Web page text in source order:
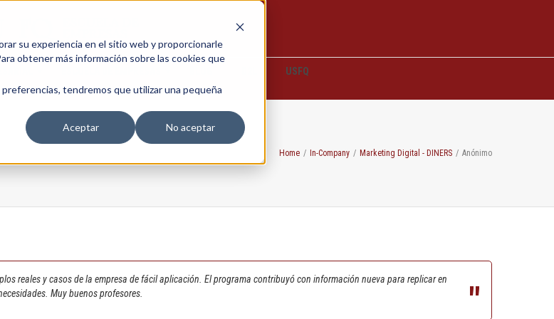
su experiencia en el sitio web y proporcionarle
obtener más información sobre las cookies que
tendremos que utilizar una pequeña
Aceptar
No aceptar
USFQ
Home / In-Company / Marketing Digital - DINERS / Anónimo
reales y casos de la empresa de fácil aplicación. El programa contribuyó con información nueva para replicar en
Muy buenos profesores.